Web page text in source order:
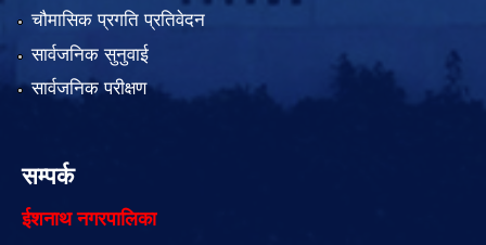
चौमासिक प्रगति प्रतिवेदन
सार्वजनिक सुनुवाई
सार्वजनिक परीक्षण
सम्पर्क
ईशनाथ नगरपालिका